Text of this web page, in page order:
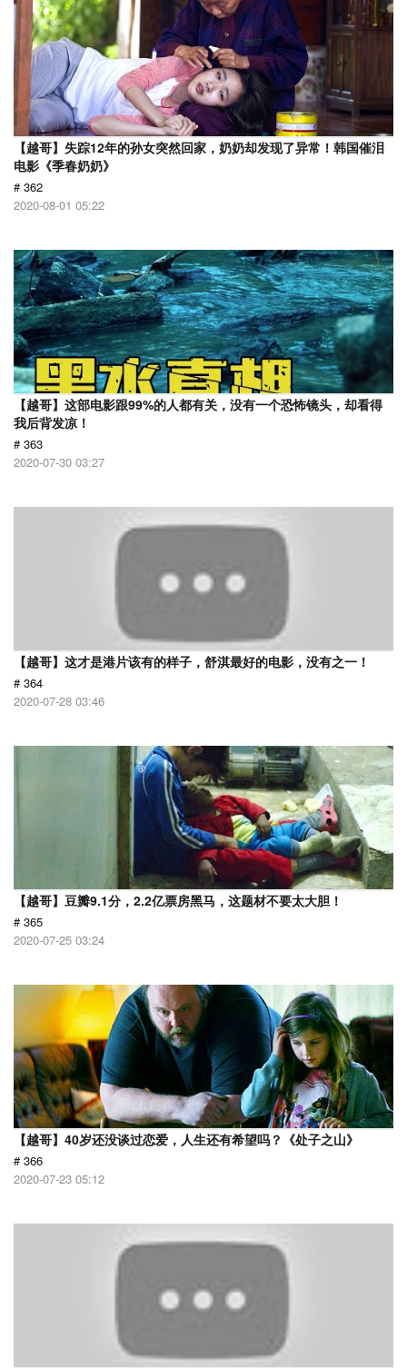
【越哥】失踪12年的孙女突然回家，奶奶却发现了异常！韩国催泪
电影《季春奶奶》
# 362
2020-08-01 05:22
【越哥】这部电影跟99%的人都有关，没有一个恐怖镜头，却看得
我后背发凉！
# 363
2020-07-30 03:27
【越哥】这才是港片该有的样子，舒淇最好的电影，没有之一！
# 364
2020-07-28 03:46
【越哥】豆瓣9.1分，2.2亿票房黑马，这题材不要太大胆！
# 365
2020-07-25 03:24
【越哥】40岁还没谈过恋爱，人生还有希望吗？《处子之山》
# 366
2020-07-23 05:12